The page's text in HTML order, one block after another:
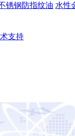
锈钢防指纹油 水性
支持